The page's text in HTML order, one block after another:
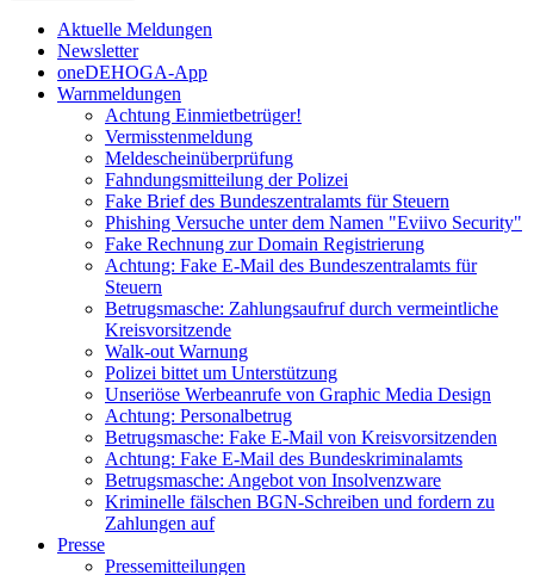
Aktuelle Meldungen
Newsletter
oneDEHOGA-App
Warnmeldungen
Achtung Einmietbetrüger!
Vermisstenmeldung
Meldescheinüberprüfung
Fahndungsmitteilung der Polizei
Fake Brief des Bundeszentralamts für Steuern
Phishing Versuche unter dem Namen "Eviivo Security"
Fake Rechnung zur Domain Registrierung
Achtung: Fake E-Mail des Bundeszentralamts für
Steuern
Betrugsmasche: Zahlungsaufruf durch vermeintliche
Kreisvorsitzende
Walk-out Warnung
Polizei bittet um Unterstützung
Unseriöse Werbeanrufe von Graphic Media Design
Achtung: Personalbetrug
Betrugsmasche: Fake E-Mail von Kreisvorsitzenden
Achtung: Fake E-Mail des Bundeskriminalamts
Betrugsmasche: Angebot von Insolvenzware
Kriminelle fälschen BGN-Schreiben und fordern zu
Zahlungen auf
Presse
Pressemitteilungen